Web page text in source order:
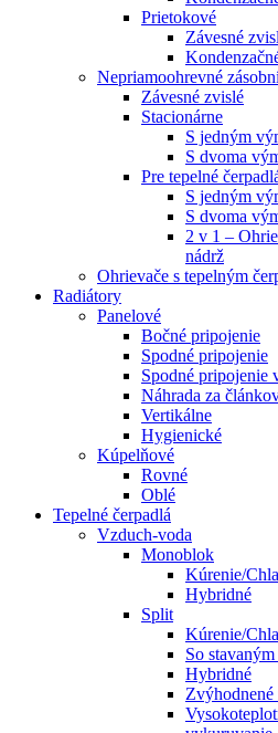
Prietokové
Závesné
Nepriamoohrevné
Závesné zvislé
Stacionárne
S jedným
S dvoma
Pre tepelné
S jedným
S dvoma
2 v 1 –
nádrž
Ohrievače s tepelným
Radiátory
Panelové
Bočné pripojenie
Spodné pripojenie
Spodné pripojenie
Náhrada za
Vertikálne
Hygienické
Kúpelňové
Rovné
Oblé
Tepelné čerpadlá
Vzduch-voda
Monoblok
Kúrenie/
Hybridné
Split
Kúrenie/
So
Hybridné
Zvýhodnené